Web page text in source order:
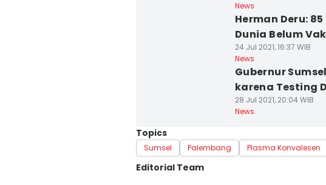
News
Herman Deru:
Dunia Belum
24 Jul 2021, 16:37 WIB
News
Gubernur
karena Testing
28 Jul 2021, 20:04 WIB
News
Topics
Sumsel Palembang Plasma Konvalesen
Editorial Team